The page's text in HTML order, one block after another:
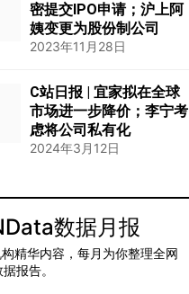
密提交IPO申请；沪上阿
姨变更为股份制公司
2023年11月28日
C站日报 | 宜家拟在全球
市场进一步降价；李宁考
虑将公司私有化
2024年3月12日
数据月报
精华内容，每月为你整理全网
报告。